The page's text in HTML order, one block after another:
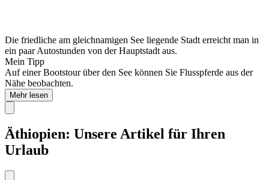
Die friedliche am gleichnamigen See liegende Stadt erreicht man in
ein paar Autostunden von der Hauptstadt aus.
Mein Tipp
Auf einer Bootstour über den See können Sie Flusspferde aus der
Nähe beobachten.
Mehr lesen
Äthiopien: Unsere Artikel für Ihren
Urlaub